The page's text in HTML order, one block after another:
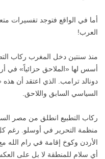
أما في الواقع فتوجد تفسيرات
العرب!
منذ سنتين دخل المغرب ركاب
أسس لها «الملاحق حزائياً» في
دونالد ترامب. الذي اعتقد أن هذه
السياسي السابق واللاحق.
ركاب التطبيع انطلق من مصر
منظمة التحرير في أوسلو. رغم
الأردن وكوخ إقامة في رام
أي سلام للمنطقة لا بل على